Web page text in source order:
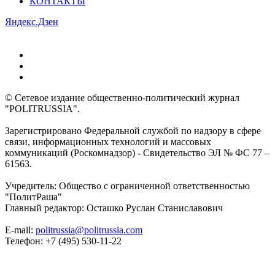
Яндекс.Дзен
© Сетевое издание общественно-политический журнал
"POLITRUSSIA".
Зарегистрировано Федеральной службой по надзору в сфере
связи, информационных технологий и массовых
коммуникаций (Роскомнадзор) - Свидетельство ЭЛ № ФС 77 –
61563.
Учредитель: Общество с ограниченной ответственностью
"ПолитРаша"
Главный редактор: Осташко Руслан Станиславович
E-mail: politrussia@politrussia.com
Телефон: +7 (495) 530-11-22